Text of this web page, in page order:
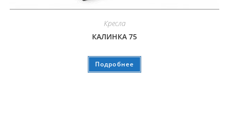
Кресла
КАЛИНКА 75
Подробнее